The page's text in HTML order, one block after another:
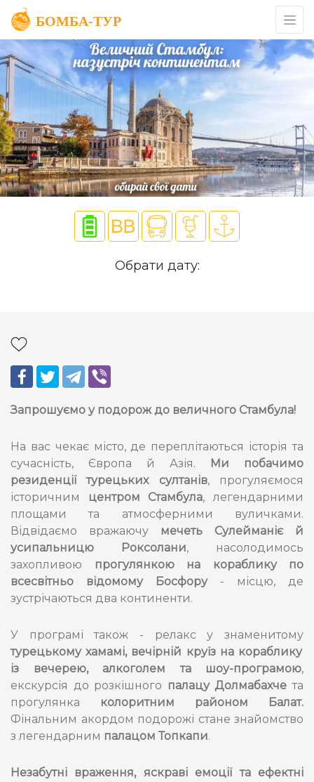
Обрати дату:
Запрошуємо у подорож до величного Стамбула!
На вас чекає місто, де переплітаються історія та
сучасність, Європа й Азія.
Ми побачимо
резиденції турецьких султанів, прогуляємося
історичним
центром Стамбула, легендарними
площами та атмосферними вуличками.
Відвідаємо вражаючу
мечеть Сулейманіє й
усипальницю Роксолани, насолодимось
захопливою
прогулянкою на кораблику по
всесвітньо відомому Босфору- місцю, де
зустрічаються два континенти.
У програмі також - релакс у знаменитому
турецькому хамамі, вечірній круїз на кораблику
із вечерею, алкоголем та шоу-програмою,
екскурсія до розкішного палацу Долмабахчета
прогулянка
колоритним районом Балат.
Фінальним акордом подорожі стане знайомство
з легендарним палацом Топкапи.
Незабутні враження, яскраві емоції та ефектні